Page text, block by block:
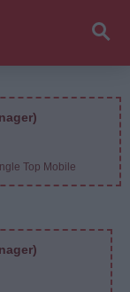
Top Mobile